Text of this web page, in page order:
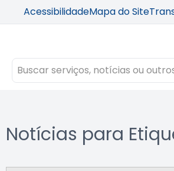
AcessibilidadeMapa do Site
Notícias para